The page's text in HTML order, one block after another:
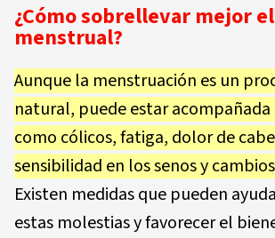
¿Cómo sobrellevar mejor
menstrual?
Aunque la menstruación es un
natural, puede estar
como cólicos, fatiga, dolor de
sensibilidad en los senos y
Existen medidas que pueden
estas molestias y favorecer el